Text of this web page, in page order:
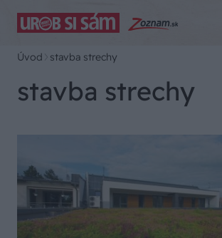
Úvod stavba strechy
stavba strechy